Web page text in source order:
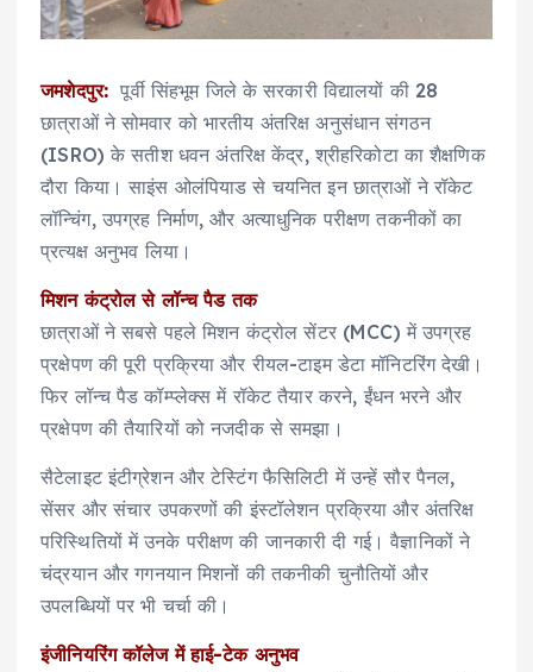
जमशेदपुर: पूर्वी सिंहभूम जिले के सरकारी विद्यालयों की 28
छात्राओं ने सोमवार को भारतीय अंतरिक्ष अनुसंधान संगठन
(ISRO) के सतीश धवन अंतरिक्ष केंद्र, श्रीहरिकोटा का शैक्षणिक
दौरा किया। साइंस ओलंपियाड से चयनित इन छात्राओं ने रॉकेट
लॉन्चिंग, उपग्रह निर्माण, और अत्याधुनिक परीक्षण तकनीकों का
प्रत्यक्ष अनुभव लिया।
मिशन कंट्रोल से लॉन्च पैड तक
छात्राओं ने सबसे पहले मिशन कंट्रोल सेंटर (MCC) में उपग्रह
प्रक्षेपण की पूरी प्रक्रिया और रीयल-टाइम डेटा मॉनिटरिंग देखी।
फिर लॉन्च पैड कॉम्प्लेक्स में रॉकेट तैयार करने, ईंधन भरने और
प्रक्षेपण की तैयारियों को नजदीक से समझा।
सैटेलाइट इंटीग्रेशन और टेस्टिंग फैसिलिटी में उन्हें सौर पैनल,
सेंसर और संचार उपकरणों की इंस्टॉलेशन प्रक्रिया और अंतरिक्ष
परिस्थितियों में उनके परीक्षण की जानकारी दी गई। वैज्ञानिकों ने
चंद्रयान और गगनयान मिशनों की तकनीकी चुनौतियों और
उपलब्धियों पर भी चर्चा की।
इंजीनियरिंग कॉलेज में हाई-टेक अनुभव